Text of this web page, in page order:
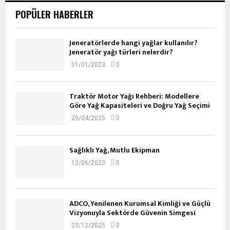
POPÜLER HABERLER
Jeneratörlerde hangi yağlar kullanılır?
Jeneratör yağı türleri nelerdir?
01/01/2023 0
Traktör Motor Yağı Rehberi: Modellere
Göre Yağ Kapasiteleri ve Doğru Yağ Seçimi
29/04/2025 0
Sağlıklı Yağ, Mutlu Ekipman
12/06/2023 0
ADCO, Yenilenen Kurumsal Kimliği ve Güçlü
Vizyonuyla Sektörde Güvenin Simgesi
23/12/2025 0